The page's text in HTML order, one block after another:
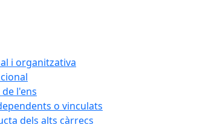
i organitzativa
l'ens
o vinculats
dels alts càrrecs